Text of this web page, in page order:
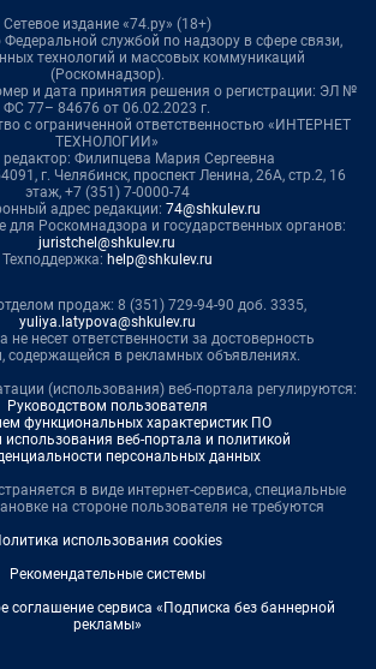
Сетевое издание «74.ру» (18+)
Федеральной службой по надзору в сфере связи,
технологий и массовых коммуникаций
(Роскомнадзор).
и дата принятия решения о регистрации: ЭЛ №
ФС 77– 84676 от 06.02.2023 г.
с ограниченной ответственностью «ИНТЕРНЕТ
ТЕХНОЛОГИИ»
редактор: Филипцева Мария Сергеевна
г. Челябинск, проспект Ленина, 26А, стр.2, 16
этаж, +7 (351) 7-0000-74
адрес редакции: 74@shkulev.ru
для Роскомнадзора и государственных органов:
juristchel@shkulev.ru
Техподдержка: help@shkulev.ru
продаж: 8 (351) 729-94-90 доб. 3335,
yuliya.latypova@shkulev.ru
не несет ответственности за достоверность
содержащейся в рекламных объявлениях.
(использования) веб-портала регулируются:
Руководством пользователя
функциональных характеристик ПО
веб-портала и политикой
персональных данных
в виде интернет-сервиса, специальные
на стороне пользователя не требуются
использования cookies
Рекомендательные системы
соглашение сервиса «Подписка без баннерной
рекламы»